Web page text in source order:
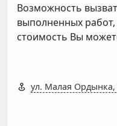
Возможность
выполненных работ,
стоимость Вы
ул. Малая Ордынка,